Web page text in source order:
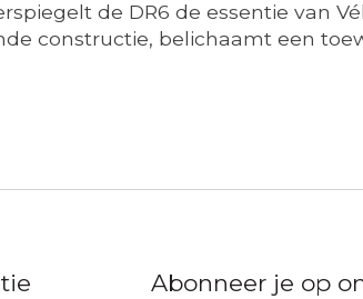
de DR6 de essentie van
constructie, belichaamt een
Abonneer je op